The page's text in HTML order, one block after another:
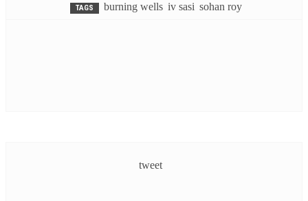
TAGS burning wells iv sasi sohan roy
tweet